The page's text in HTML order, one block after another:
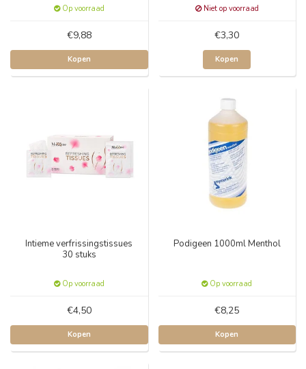
Op voorraad
€9,88
Kopen
Niet op voorraad
€3,30
Kopen
Intieme verfrissingstissues
30 stuks
Op voorraad
€4,50
Kopen
Podigeen 1000ml Menthol
Op voorraad
€8,25
Kopen